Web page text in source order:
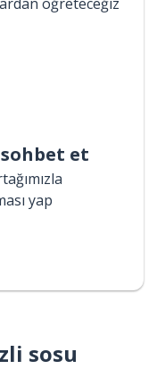
et
yap
sosu